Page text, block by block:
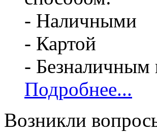
- Наличными
- Картой
- Безналичным
Подробнее...
Возникли